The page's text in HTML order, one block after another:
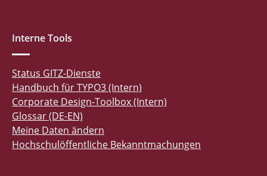
Interne Tools
Status GITZ-Dienste
Handbuch für TYPO3 (Intern)
Corporate Design-Toolbox (Intern)
Glossar (DE-EN)
Meine Daten ändern
Hochschulöffentliche Bekanntmachungen